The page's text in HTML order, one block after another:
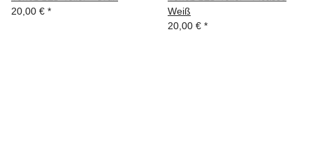
20,00 € *
Weiß
20,00 € *